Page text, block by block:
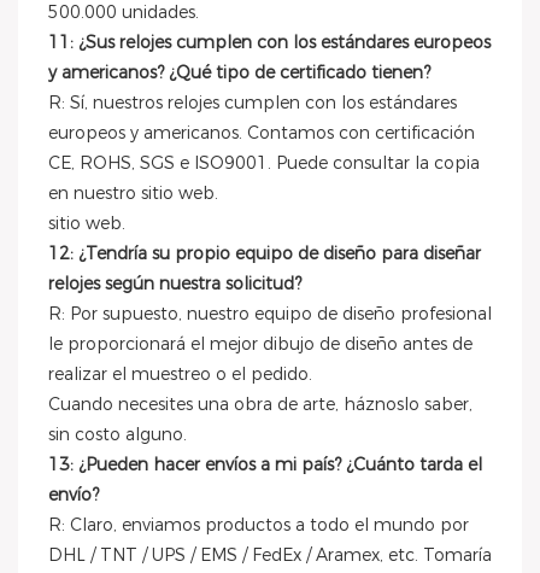
500.000 unidades.
11: ¿Sus relojes cumplen con los estándares europeos
y americanos? ¿Qué tipo de certificado tienen?
R: Sí, nuestros relojes cumplen con los estándares
europeos y americanos. Contamos con certificación
CE, ROHS, SGS e ISO9001. Puede consultar la copia
en nuestro sitio web.
sitio web.
12: ¿Tendría su propio equipo de diseño para diseñar
relojes según nuestra solicitud?
R: Por supuesto, nuestro equipo de diseño profesional
le proporcionará el mejor dibujo de diseño antes de
realizar el muestreo o el pedido.
Cuando necesites una obra de arte, háznoslo saber,
sin costo alguno.
13: ¿Pueden hacer envíos a mi país? ¿Cuánto tarda el
envío?
R: Claro, enviamos productos a todo el mundo por
DHL / TNT / UPS / EMS / FedEx / Aramex, etc. Tomaría